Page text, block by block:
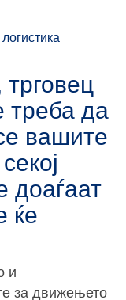
треба да
вашите
доаѓаат
ќе
и
за движењето